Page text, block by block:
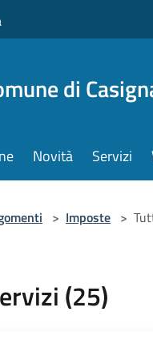
di
Novità Servizi
> Imposte >
(25)